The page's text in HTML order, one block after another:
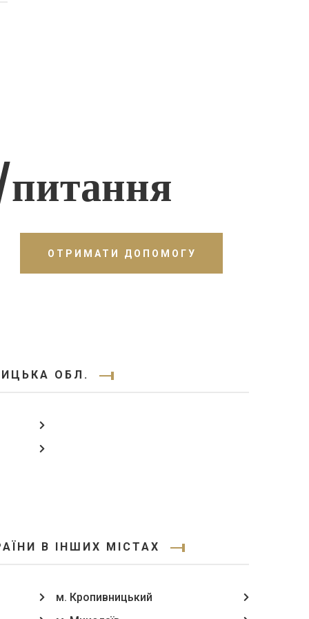
ОТРИМАТИ ДОПОМОГУ
ОБЛ.
В ІНШИХ МІСТАХ
м. Кропивницький